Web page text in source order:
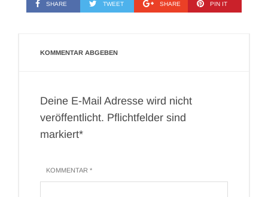
SHARE TWEET SHARE PIN IT
KOMMENTAR ABGEBEN
Deine E-Mail Adresse wird nicht
veröffentlicht. Pflichtfelder sind
markiert*
KOMMENTAR *